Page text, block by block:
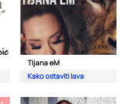
Tijana eM
Kako ostaviti lava